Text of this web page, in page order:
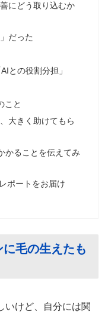
にどう取り込むか
だった
との役割分担」
こと
大きく助けてもら
かることを伝えてみ
ポートをお届け
毛の生えたも
いけど、自分には関